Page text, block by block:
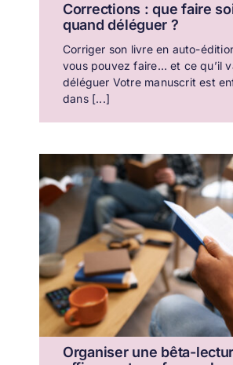
Corrections : que faire
quand déléguer ?
Corriger son livre en auto-
vous pouvez faire… et ce qu’il
déléguer Votre manuscrit est
dans [...]
Organiser une bêta-